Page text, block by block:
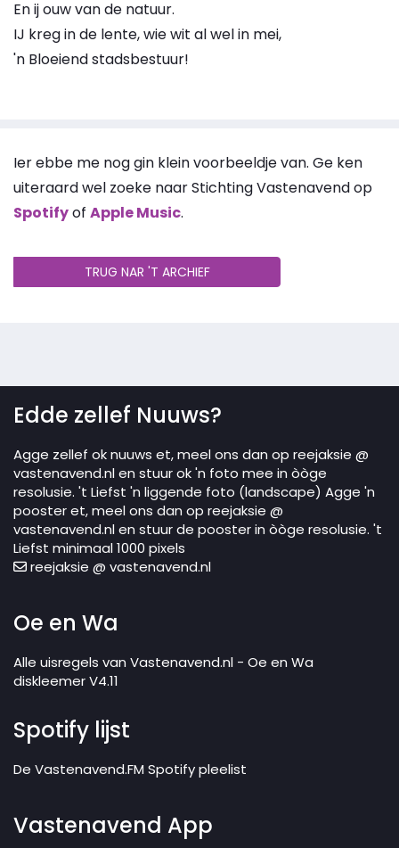
En ij ouw van de natuur.
IJ kreg in de lente, wie wit al wel in mei,
'n Bloeiend stadsbestuur!
Ier ebbe me nog gin klein voorbeeldje van. Ge ken
uiteraard wel zoeke naar Stichting Vastenavend op
Spotifyof Apple Music.
TRUG NAR 'T ARCHIEF
Edde zellef Nuuws?
Agge zellef ok nuuws et, meel ons dan op reejaksie @
vastenavend.nl en stuur ok 'n foto mee in òòge
resolusie. 't Liefst 'n liggende foto (landscape) Agge 'n
pooster et, meel ons dan op reejaksie @
vastenavend.nl en stuur de pooster in òòge resolusie. 't
Liefst minimaal 1000 pixels
reejaksie @ vastenavend.nl
Oe en Wa
Alle uisregels van Vastenavend.nl - Oe en Wa
diskleemer V4.11
Spotify lijst
De Vastenavend.FM Spotify pleelist
Vastenavend App